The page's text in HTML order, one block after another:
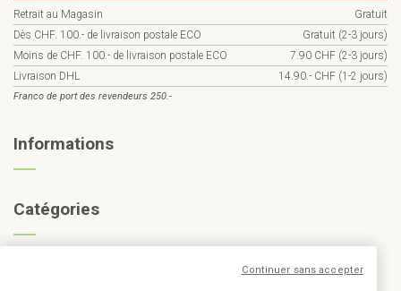
Retrait au Magasin
Gratuit
Dès CHF. 100.- de livraison postale ECO
Gratuit (2-3 jours)
Moins de CHF. 100.- de livraison postale ECO
7.90 CHF (2-3 jours)
Livraison DHL
14.90.- CHF (1-2 jours)
Franco de port des revendeurs 250.-
Informations
Catégories
Continuer sans accepter